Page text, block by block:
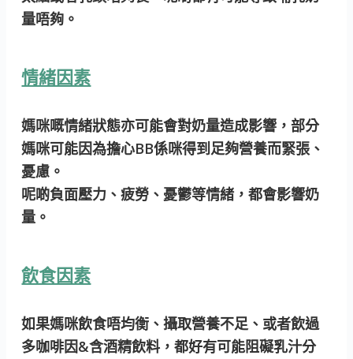
量唔夠。
情緒因素
媽咪嘅情緒狀態亦可能會對奶量造成影響，部分
媽咪可能因為擔心BB係咪得到足夠營養而緊張、
憂慮。
呢啲負面壓力、疲勞、憂鬱等情緒，都會影響奶
量。
飲食因素
如果媽咪飲食唔均衡、攝取營養不足、或者飲過
多咖啡因&含酒精飲料，都好有可能阻礙乳汁分